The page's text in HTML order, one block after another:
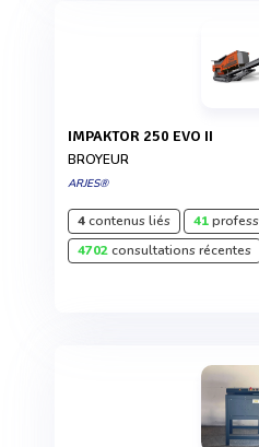
IMPAKTOR 250 EVO II
BROYEUR
ARJES®
4contenus liés 41
4702consultations récentes